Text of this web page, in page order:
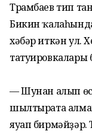
Трамбаев тип
Бикин
хәбәр иткән ул.
татуировкалары
— Шунан алып өс
шылтырата
яуап бирмәйҙәр.